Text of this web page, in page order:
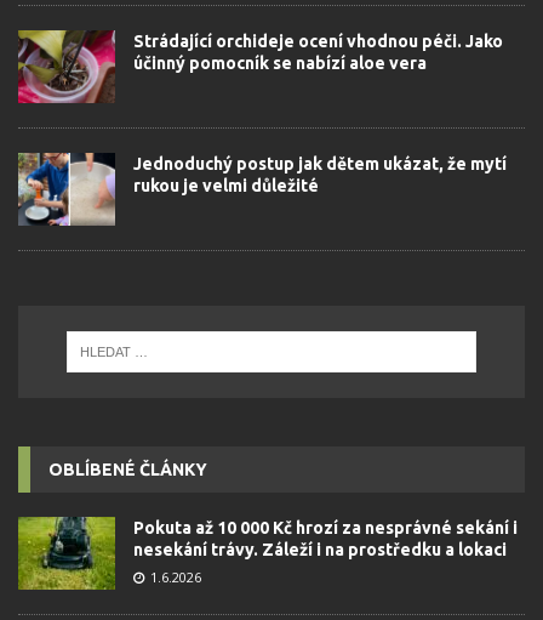
Strádající orchideje ocení vhodnou péči. Jako
účinný pomocník se nabízí aloe vera
Jednoduchý postup jak dětem ukázat, že mytí
rukou je velmi důležité
OBLÍBENÉ ČLÁNKY
Pokuta až 10 000 Kč hrozí za nesprávné sekání i
nesekání trávy. Záleží i na prostředku a lokaci
1.6.2026